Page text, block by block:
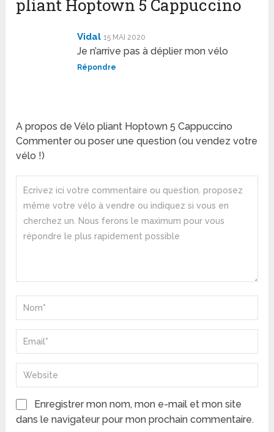
pliant Hoptown 5 Cappuccino
Vidal 15 MAI 2020
Je n’arrive pas à déplier mon vélo
Répondre
A propos de Vélo pliant Hoptown 5 Cappuccino
Commenter ou poser une question (ou vendez votre
vélo !)
Enregistrer mon nom, mon e-mail et mon site
dans le navigateur pour mon prochain commentaire.